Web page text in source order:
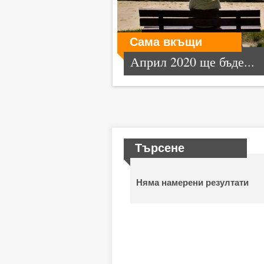
Сама вкъщи
Април 2020 ще бъде...
Търсене
Няма намерени резултати